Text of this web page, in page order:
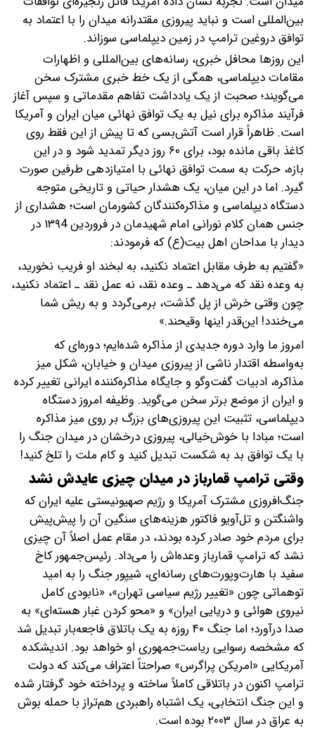
بین‌المللی است و نباید پیروزی مقتدرانه میدان را با اعتماد به
توافق دروغین ترامپ در زمین دیپلماسی سوزاند.
این روزها محافل خبری، رسانه‌های بین‌المللی و اظهارات
مقامات دیپلماسی، همگی از یک خط خبری مشترک سخن
می‌گویند؛ صحبت از یک یادداشت تفاهم مقدماتی و سپس آغاز
فرآیند مذاکره برای نیل به یک توافق نهائی میان ایران و آمریکا
است. ظاهراً قرار است آتش‌بسی که تا پیش از این فقط روی
کاغذ باقی مانده بود، برای ۶۰ روز دیگر تمدید شود و در این
بازه، حرکت به سمت توافق نهائی با امتیازدهی طرفین صورت
گیرد. اما در این میان، یک هشدار حیاتی و تاریخی متوجه
دستگاه دیپلماسی و مذاکره‌کنندگان کشورمان است؛ هشداری از
جنس همان کلام نورانی امام شهیدمان در فروردین ۱۳۹4 در
دیدار با مداحان اهل بیت(ع) که فرمودند:
«گفتیم به طرف مقابل اعتماد نکنید، به لبخند او فریب نخورید،
به وعده نقد که می‌دهد ـ وعده نقد، نه عمل نقد ـ اعتماد نکنید،
چون وقتی خرش از پل گذشت، برمی‌گردد و به ریش شما
می‌خندد! این‌قدر اینها وقیحند.»
امروز ما وارد دوره جدیدی از مذاکره شده‌ایم؛ دوره‌ای که
به‌واسطه اقتدار ناشی از پیروزی میدان و خیابان، شکل میز
مذاکره، ادبیات گفت‌وگو و جایگاه مذاکره‌کننده ایرانی تغییر کرده
و ایران از موضع برتر سخن می‌گوید. وظیفه امروز دستگاه
دیپلماسی، تثبیت این پیروزی‌های بزرگ بر روی میز مذاکره
است؛ مبادا با خوش‌خیالی، پیروزی درخشان در میدان جنگ را
با یک توافق بد به شکست تبدیل کنید و کام ملت را تلخ کنید!
وقتی ترامپ قمارباز در میدان چیزی عایدش نشد
جنگ‌افروزی مشترک آمریکا و رژیم صهیونیستی علیه ایران که
واشنگتن و تل‌آویو فاکتور هزینه‌های سنگین آن را پیش‌پیش
برای مردم خود صادر کرده بودند، در مقام عمل اصلاً آن چیزی
نشد که ترامپ قمارباز وعده‌اش را می‌داد. رئیس‌جمهور کاخ
سفید با ‌هارت‌وپورت‌های رسانه‌ای، شیپور جنگ را به امید
توهماتی چون «تغییر رژیم سیاسی تهران»، «نابودی کامل
نیروی هوائی و دریایی ایران» و «محو کردن غبار هسته‌ای» به
صدا درآورد؛ اما جنگ ۴۰ روزه به یک باتلاق فاجعه‌بار تبدیل شد
که مشخصه رسوایی ریاست‌جمهوری او خواهد بود. اندیشکده
آمریکایی «امریکن پراگرس» صراحتاً اعتراف می‌کند که دولت
ترامپ اکنون در باتلاقی کاملاً ساخته و پرداخته خود گرفتار شده
و این جنگ انتخابی، یک اشتباه راهبردی هم‌تراز با حمله بوش
به عراق در سال ۲۰۰۳ بوده است.